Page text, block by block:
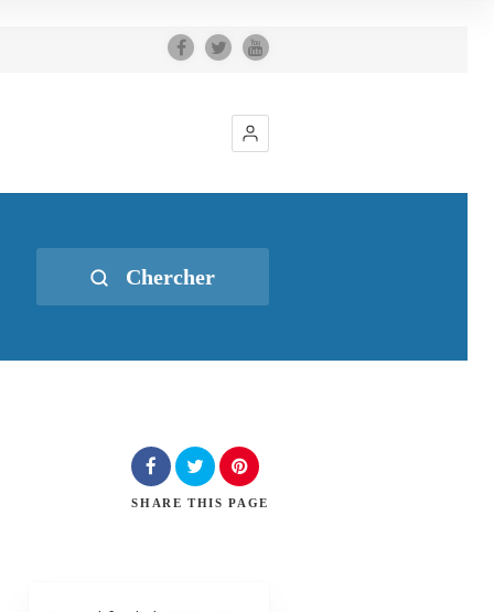
Chercher
SHARE THIS PAGE